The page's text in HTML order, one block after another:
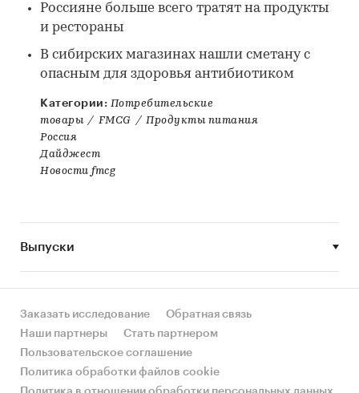
Россияне больше всего тратят на продукты
и рестораны
В сибирских магазинах нашли сметану с
опасным для здоровья антибиотиком
Категории: Потребительские
товары / FMCG / Продукты питания
Россия
Дайджест
Новости fmcg
Выпуски
Заказать исследование
Обратная связь
Наши партнеры
Стать партнером
Пользовательское соглашение
Политика обработки файлов cookie